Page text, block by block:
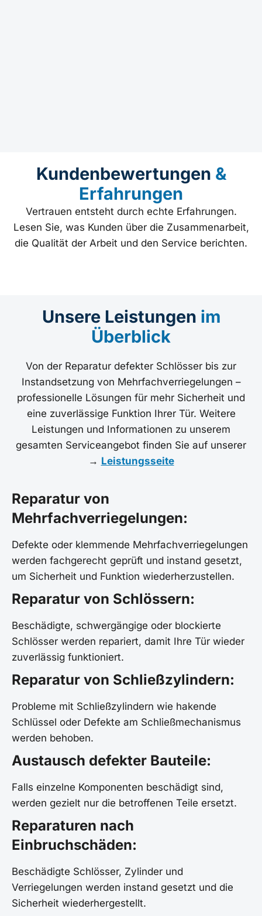
Kundenbewertungen &
Erfahrungen
Vertrauen entsteht durch echte Erfahrungen.
Lesen Sie, was Kunden über die Zusammenarbeit,
die Qualität der Arbeit und den Service berichten.
Unsere Leistungen im
Überblick
Von der Reparatur defekter Schlösser bis zur
Instandsetzung von Mehrfachverriegelungen –
professionelle Lösungen für mehr Sicherheit und
eine zuverlässige Funktion Ihrer Tür. Weitere
Leistungen und Informationen zu unserem
gesamten Serviceangebot finden Sie auf unserer
→ Leistungsseite
Reparatur von
Mehrfachverriegelungen:
Defekte oder klemmende Mehrfachverriegelungen
werden fachgerecht geprüft und instand gesetzt,
um Sicherheit und Funktion wiederherzustellen.
Reparatur von Schlössern:
Beschädigte, schwergängige oder blockierte
Schlösser werden repariert, damit Ihre Tür wieder
zuverlässig funktioniert.
Reparatur von Schließzylindern:
Probleme mit Schließzylindern wie hakende
Schlüssel oder Defekte am Schließmechanismus
werden behoben.
Austausch defekter Bauteile:
Falls einzelne Komponenten beschädigt sind,
werden gezielt nur die betroffenen Teile ersetzt.
Reparaturen nach
Einbruchschäden:
Beschädigte Schlösser, Zylinder und
Verriegelungen werden instand gesetzt und die
Sicherheit wiederhergestellt.